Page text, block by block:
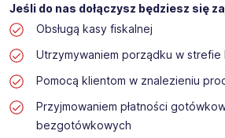
działalności daliśmy pracę przeszło
w całym kraju. Skutecznie znajdujemy
największych firm, jak również małych
przedsiębiorstw w Polsce. Agencja
stanowisko:
Obsługa kasy w drogerii
Jeśli do nas dołączysz będziesz się
Obsługą kasy fiskalnej
Utrzymywaniem porządku w strefie
Pomocą klientom w znalezieniu
Przyjmowaniem płatności
bezgotówkowych